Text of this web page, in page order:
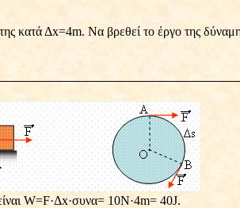
κατά Δx=4m. Να βρεθεί το έργο της
W=F·Δx·συνα= 10Ν·4m= 40J.